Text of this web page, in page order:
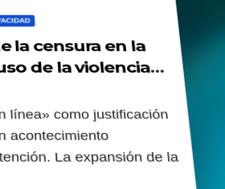
la censura en la
de la violencia
la represión
línea» como justificación
acontecimiento
La expansión de la